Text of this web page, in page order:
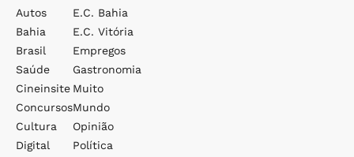
Autos
Bahia
Brasil
Saúde
Cineinsite
Concursos
Cultura
Digital
E.c. Bahia
E.c. Vitória
Empregos
Gastronomia
Muito
Mundo
Opinião
Política